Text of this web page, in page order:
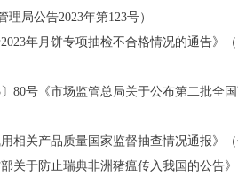
局公告2023年第123号）
2023年月饼专项抽检不合格情况的通告》
80号《市场监管总局关于公布第二批全
用相关产品质量国家监督抽查情况通报》（
部关于防止瑞典非洲猪瘟传入我国的公告